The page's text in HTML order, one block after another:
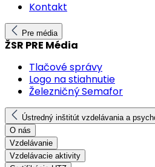
Kontakt
Pre média
ŽSR PRE Média
Tlačové správy
Logo na stiahnutie
Železničný Semafor
Ústredný inštitút vzdelávania a
O nás
Vzdelávanie
Vzdelávacie aktivity